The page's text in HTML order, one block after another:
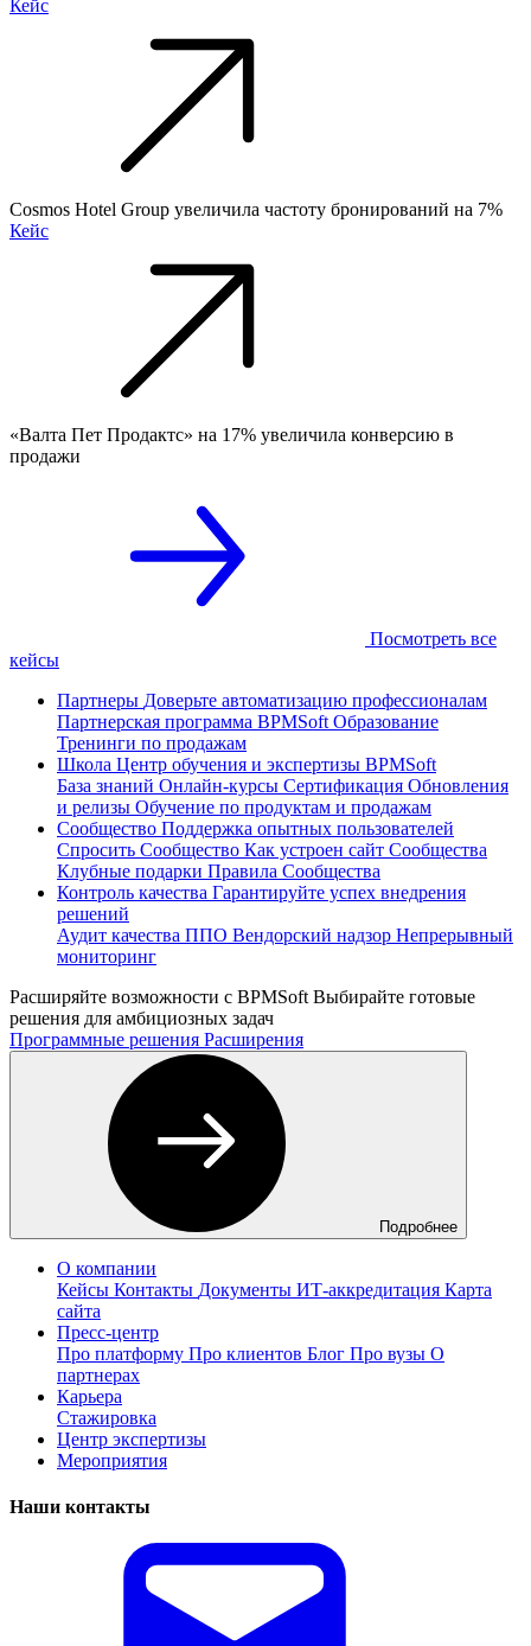
Кейс
Cosmos Hotel Group увеличила частоту бронирований на 7%
Кейс
«Валта Пет Продактс» на 17% увеличила конверсию в
продажи
Посмотреть все
кейсы
Партнеры Доверьте автоматизацию профессионалам
Партнерская программа BPMSoft Образование
Тренинги по продажам
Школа Центр обучения и экспертизы BPMSoft
База знаний Онлайн-курсы Сертификация Обновления
и релизы Обучение по продуктам и продажам
Сообщество Поддержка опытных пользователей
Спросить Сообщество Как устроен сайт Сообщества
Клубные подарки Правила Сообщества
Контроль качества Гарантируйте успех внедрения
решений
Аудит качества ППО Вендорский надзор Непрерывный
мониторинг
Расширяйте возможности с BPMSoft Выбирайте готовые
решения для амбициозных задач
Программные решения Расширения
Подробнее
О компании
Кейсы Контакты Документы ИТ-аккредитация Карта
сайта
Пресс-центр
Про платформу Про клиентов Блог Про вузы О
партнерах
Карьера
Стажировка
Центр экспертизы
Мероприятия
Наши контакты